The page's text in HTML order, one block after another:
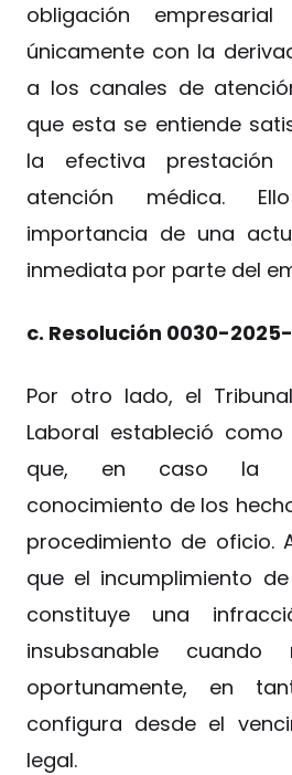
obligación
únicamente con la
a los canales de
que esta se entiende
la efectiva
atención médica.
importancia de una
inmediata por parte del
c. Resolución 0030-2025-
Por otro lado, el
Laboral estableció
que, en caso la
conocimiento de los
procedimiento de oficio.
que el incumplimiento
constituye una
insubsanable
oportunamente, en
configura desde el
legal.